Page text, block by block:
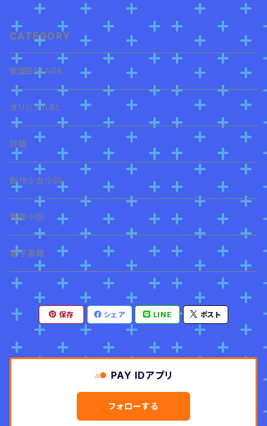
CATEGORY
戦国BASARA
オリジナルBL
評論
創作少女小説
推理小説
電子書籍
保存 シェア LINE ポスト
PAY IDアプリ
フォローする